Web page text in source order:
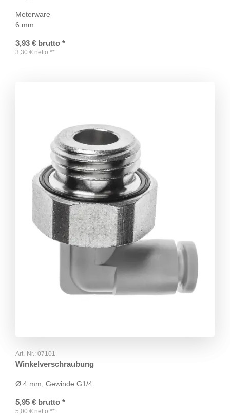
Meterware
6 mm
3,93 € brutto *
3,30 € netto **
Art.-Nr.: 07101
Winkelverschraubung
Ø 4 mm, Gewinde G1/4
5,95 € brutto *
5,00 € netto **